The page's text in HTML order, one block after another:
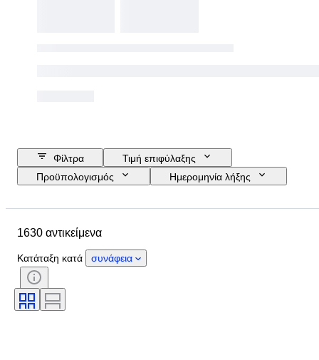
Φίλτρα
Τιμή επιφύλαξης
Προϋπολογισμός
Ημερομηνία λήξης
Country of origin
Κατάσταση
Υπογραφή
Χρώμα
Περιλαμβάνονται αξεσουάρ
Μοντέλο
1630 αντικείμενα
Κατάταξη κατά συνάφεια